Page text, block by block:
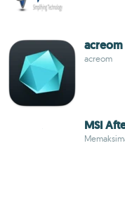
acreom
acreom
MSI